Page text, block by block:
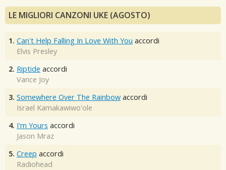
LE MIGLIORI CANZONI UKE (AGOSTO)
1. Can't Help Falling In Love With You accordi
Elvis Presley
2. Riptide accordi
Vance Joy
3. Somewhere Over The Rainbow accordi
Israel Kamakawiwo'ole
4. I'm Yours accordi
Jason Mraz
5. Creep accordi
Radiohead